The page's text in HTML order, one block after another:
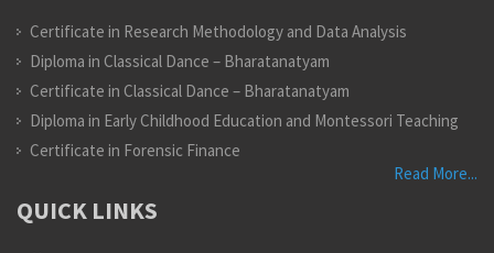
Certificate in Research Methodology and Data Analysis
Diploma in Classical Dance – Bharatanatyam
Certificate in Classical Dance – Bharatanatyam
Diploma in Early Childhood Education and Montessori Teaching
Certificate in Forensic Finance
Read More...
QUICK LINKS